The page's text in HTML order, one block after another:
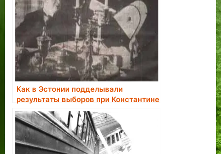
Как в Эстонии подделывали
результаты выборов при Константине
Пятсе.